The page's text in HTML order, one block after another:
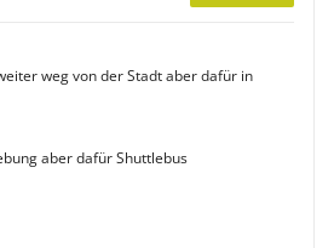
weg von der Stadt aber dafür in
aber dafür Shuttlebus